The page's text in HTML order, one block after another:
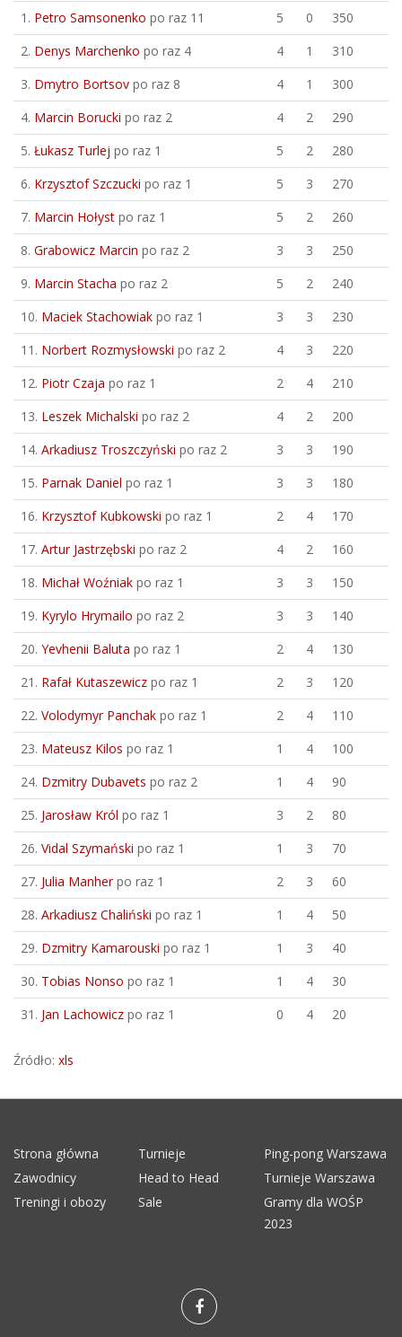
1. Petro Samsonenko po raz 11 5 0
350
2. Denys Marchenko po raz 4 4 1
310
3. Dmytro Bortsov po raz 8 4 1
300
4. Marcin Borucki po raz 2 4 2
290
5. Łukasz Turlej po raz 1 5 2
280
6. Krzysztof Szczucki po raz 1 5 3
270
7. Marcin Hołyst po raz 1 5 2
260
8. Grabowicz Marcin po raz 2 3 3
250
9. Marcin Stacha po raz 2 5 2
240
10. Maciek Stachowiak po raz 1 3 3
230
11. Norbert Rozmysłowski po raz 2 4 3
220
12. Piotr Czaja po raz 1 2 4
210
13. Leszek Michalski po raz 2 4 2
200
14. Arkadiusz Troszczyński po raz 2 3 3
190
15. Parnak Daniel po raz 1 3 3
180
16. Krzysztof Kubkowski po raz 1 2 4
170
17. Artur Jastrzębski po raz 2 4 2
160
18. Michał Woźniak po raz 1 3 3
150
19. Kyrylo Hrymailo po raz 2 3 3
140
20. Yevhenii Baluta po raz 1 2 4
130
21. Rafał Kutaszewicz po raz 1 2 3
120
22. Volodymyr Panchak po raz 1 2 4
110
23. Mateusz Kilos po raz 1 1 4
100
24. Dzmitry Dubavets po raz 2 1 4
90
25. Jarosław Król po raz 1 3 2
80
26. Vidal Szymański po raz 1 1 3
70
27. Julia Manherpo raz 1 2 3
60
28. Arkadiusz Chaliński po raz 1 1 4
50
29. Dzmitry Kamarouski po raz 1 1 3
40
30. Tobias Nonso po raz 1 1 4
30
31. Jan Lachowicz po raz 1 0 4 20
Źródło: xls
Strona główna Turnieje
Ping-pong Warszawa
Zawodnicy
Head to Head
Turnieje Warszawa
Treningi i obozy
Sale
Gramy dla WOŚP
2023